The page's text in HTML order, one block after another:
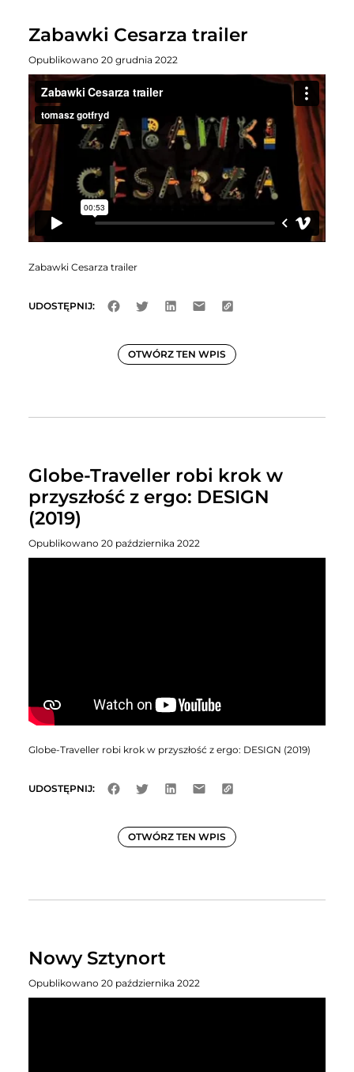
Zabawki Cesarza trailer
Opublikowano 20 grudnia 2022
Zabawki Cesarza trailer
UDOSTĘPNIJ:
OTWÓRZ TEN WPIS
Globe-Traveller robi krok w
przyszłość z ergo: DESIGN
(2019)
Opublikowano 20 października 2022
Globe-Traveller robi krok w przyszłość z ergo: DESIGN (2019)
UDOSTĘPNIJ:
OTWÓRZ TEN WPIS
Nowy Sztynort
Opublikowano 20 października 2022